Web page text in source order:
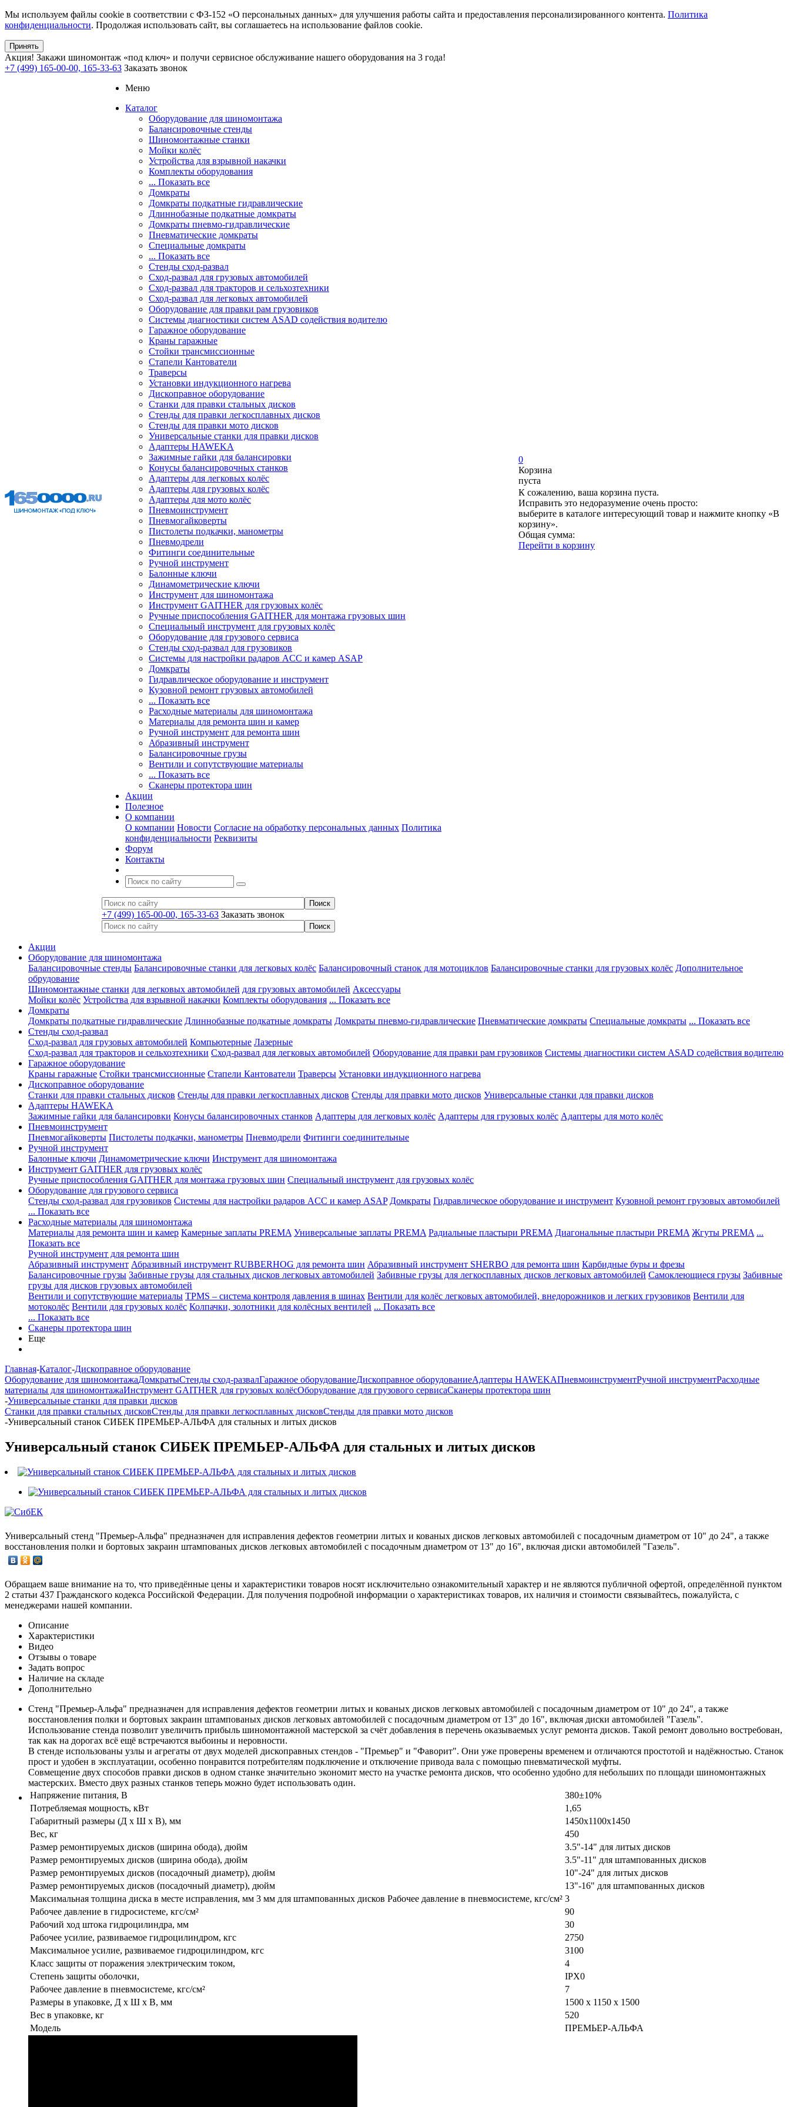
Мы используем файлы cookie в соответствии с ФЗ-152 «О персональных данных» для улучшения работы сайта и предоставления персонализированного контента. Политика
конфиденциальности. Продолжая использовать сайт, вы соглашаетесь на использование файлов cookie.
Принять
Акция! Закажи шиномонтаж «под ключ» и получи сервисное обслуживание нашего оборудования на 3 года!
+7 (499) 165-00-00, 165-33-63 Заказать звонок
Меню
Каталог
Оборудование для шиномонтажа
Балансировочные стенды
Шиномонтажные станки
Мойки колёс
Устройства для взрывной накачки
Комплекты оборудования
... Показать все
Домкраты
Домкраты подкатные гидравлические
Длиннобазные подкатные домкраты
Домкраты пневмо-гидравлические
Пневматические домкраты
Специальные домкраты
... Показать все
Стенды сход-развал
Сход-развал для грузовых автомобилей
Сход-развал для тракторов и сельхозтехники
Сход-развал для легковых автомобилей
Оборудование для правки рам грузовиков
Системы диагностики систем ASAD содействия водителю
Гаражное оборудование
Краны гаражные
Стойки трансмиссионные
Стапели Кантователи
Траверсы
Установки индукционного нагрева
Дископравное оборудование
Станки для правки стальных дисков
Стенды для правки легкосплавных дисков
Стенды для правки мото дисков
Универсальные станки для правки дисков
Адаптеры HAWEKA
Зажимные гайки для балансировки
Конусы балансировочных станков
Адаптеры для легковых колёс
Адаптеры для грузовых колёс
Адаптеры для мото колёс
Пневмоинструмент
Пневмогайковерты
Пистолеты подкачки, манометры
Пневмодрели
Фитинги соединительные
Ручной инструмент
Балонные ключи
Динамометрические ключи
Инструмент для шиномонтажа
Инструмент GAITHER для грузовых колёс
Ручные приспособления GAITHER для монтажа грузовых шин
Специальный инструмент для грузовых колёс
Оборудование для грузового сервиса
Стенды сход-развал для грузовиков
Системы для настройки радаров ACC и камер ASAP
Домкраты
Гидравлическое оборудование и инструмент
Кузовной ремонт грузовых автомобилей
... Показать все
Расходные материалы для шиномонтажа
Материалы для ремонта шин и камер
Ручной инструмент для ремонта шин
Абразивный инструмент
Балансировочные грузы
Вентили и сопутствующие материалы
... Показать все
Сканеры протектора шин
Акции
Полезное
О компании
О компании Новости Согласие на обработку персональных данных Политика
конфиденциальности Реквизиты
Форум
Контакты
+7 (499) 165-00-00, 165-33-63 Заказать звонок
0
Корзина
пуста
К сожалению, ваша корзина пуста.
Исправить это недоразумение очень просто:
выберите в каталоге интересующий товар и нажмите кнопку «В
корзину».
Общая сумма:
Перейти в корзину
Акции
Оборудование для шиномонтажа
Балансировочные стенды Балансировочные станки для легковых колёс Балансировочный станок для мотоциклов Балансировочные станки для грузовых колёс Дополнительное
обрудование
Шиномонтажные станки для легковых автомобилей для грузовых автомобилей Аксессуары
Мойки колёс Устройства для взрывной накачки Комплекты оборудования ... Показать все
Домкраты
Домкраты подкатные гидравлические Длиннобазные подкатные домкраты Домкраты пневмо-гидравлические Пневматические домкраты Специальные домкраты ... Показать все
Стенды сход-развал
Сход-развал для грузовых автомобилей Компьютерные Лазерные
Сход-развал для тракторов и сельхозтехники Сход-развал для легковых автомобилей Оборудование для правки рам грузовиков Системы диагностики систем ASAD содействия водителю
Гаражное оборудование
Краны гаражные Стойки трансмиссионные Стапели Кантователи Траверсы Установки индукционного нагрева
Дископравное оборудование
Станки для правки стальных дисков Стенды для правки легкосплавных дисков Стенды для правки мото дисков Универсальные станки для правки дисков
Адаптеры HAWEKA
Зажимные гайки для балансировки Конусы балансировочных станков Адаптеры для легковых колёс Адаптеры для грузовых колёс Адаптеры для мото колёс
Пневмоинструмент
Пневмогайковерты Пистолеты подкачки, манометры Пневмодрели Фитинги соединительные
Ручной инструмент
Балонные ключи Динамометрические ключи Инструмент для шиномонтажа
Инструмент GAITHER для грузовых колёс
Ручные приспособления GAITHER для монтажа грузовых шин Специальный инструмент для грузовых колёс
Оборудование для грузового сервиса
Стенды сход-развал для грузовиков Системы для настройки радаров ACC и камер ASAP Домкраты Гидравлическое оборудование и инструмент Кузовной ремонт грузовых автомобилей
... Показать все
Расходные материалы для шиномонтажа
Материалы для ремонта шин и камер Камерные заплаты PREMA Универсальные заплаты PREMA Радиальные пластыри PREMA Диагональные пластыри PREMA Жгуты PREMA ...
Показать все
Ручной инструмент для ремонта шин
Абразивный инструмент Абразивный инструмент RUBBERHOG для ремонта шин Абразивный инструмент SHERBO для ремонта шин Карбидные буры и фрезы
Балансировочные грузы Забивные грузы для стальных дисков легковых автомобилей Забивные грузы для легкосплавных дисков легковых автомобилей Самоклеющиеся грузы Забивные
грузы для дисков грузовых автомобилей
Вентили и сопутствующие материалы TPMS – система контроля давления в шинах Вентили для колёс легковых автомобилей, внедорожников и легких грузовиков Вентили для
мотоколёс Вентили для грузовых колёс Колпачки, золотники для колёсных вентилей ... Показать все
... Показать все
Сканеры протектора шин
Еще
Главная-Каталог-Дископравное оборудование
Оборудование для шиномонтажаДомкратыСтенды сход-развалГаражное оборудованиеДископравное оборудованиеАдаптеры HAWEKAПневмоинструментРучной инструментРасходные
материалы для шиномонтажаИнструмент GAITHER для грузовых колёсОборудование для грузового сервисаСканеры протектора шин
-Универсальные станки для правки дисков
Станки для правки стальных дисковСтенды для правки легкосплавных дисковСтенды для правки мото дисков
-Универсальный станок СИБЕК ПРЕМЬЕР-АЛЬФА для стальных и литых дисков
Универсальный станок СИБЕК ПРЕМЬЕР-АЛЬФА для стальных и литых дисков
Универсальный стенд "Премьер-Альфа" предназначен для исправления дефектов геометрии литых и кованых дисков легковых автомобилей с посадочным диаметром от 10" до 24", а также
восстановления полки и бортовых закраин штампованых дисков легковых автомобилей с посадочным диаметром от 13" до 16", включая диски автомобилей "Газель".
Обращаем ваше внимание на то, что приведённые цены и характеристики товаров носят исключительно ознакомительный характер и не являются публичной офертой, определённой пунктом
2 статьи 437 Гражданского кодекса Российской Федерации. Для получения подробной информации о характеристиках товаров, их наличия и стоимости связывайтесь, пожалуйста, с
менеджерами нашей компании.
Описание
Характеристики
Видео
Отзывы о товаре
Задать вопрос
Наличие на складе
Дополнительно
Стенд "Премьер-Альфа" предназначен для исправления дефектов геометрии литых и кованых дисков легковых автомобилей с посадочным диаметром от 10" до 24", а также
восстановления полки и бортовых закраин штампованых дисков легковых автомобилей с посадочным диаметром от 13" до 16", включая диски автомобилей "Газель".
Использование стенда позволит увеличить прибыль шиномонтажной мастерской за счёт добавления в перечень оказываемых услуг ремонта дисков. Такой ремонт довольно востребован,
так как на дорогах всё ещё встречаются выбоины и неровности.
В стенде использованы узлы и агрегаты от двух моделей дископравных стендов - "Премьер" и "Фаворит". Они уже проверены временем и отличаются простотой и надёжностью. Станок
прост и удобен в эксплуатации, особенно понравится потребителям подключение и отключение привода вала с помощью пневматической муфты.
Совмещение двух способов правки дисков в одном станке значительно экономит место на участке ремонта дисков, что особенно удобно для небольших по площади шиномонтажных
мастерских. Вместо двух разных станков теперь можно будет использовать один.
Напряжение питания, В
380±10%
Потребляемая мощность, кВт
1,65
Габаритный размеры (Д х Ш х В), мм
1450х1100х1450
Вес, кг
450
Размер ремонтируемых дисков (ширина обода), дюйм
3.5"-14" для литых дисков
Размер ремонтируемых дисков (ширина обода), дюйм
3.5"-11" для штампованных дисков
Размер ремонтируемых дисков (посадочный диаметр), дюйм
10"-24" для литых дисков
Размер ремонтируемых дисков (посадочный диаметр), дюйм
13"-16" для штампованных дисков
Максимальная толщина диска в месте исправления, мм 3 мм для штампованных дисков Рабочее давление в пневмосистеме, кгс/см² 3
Рабочее давление в гидросистеме, кгс/см²
90
Рабочий ход штока гидроцилиндра, мм
30
Рабочее усилие, развиваемое гидроцилиндром, кгс
2750
Максимальное усилие, развиваемое гидроцилиндром, кгс
3100
Класс защиты от поражения электрическим током,
4
Степень защиты оболочки,
IPX0
Рабочее давление в пневмосистеме, кгс/см²
7
Размеры в упаковке, Д х Ш х В, мм
1500 х 1150 х 1500
Вес в упаковке, кг
520
Модель
ПРЕМЬЕР-АЛЬФА